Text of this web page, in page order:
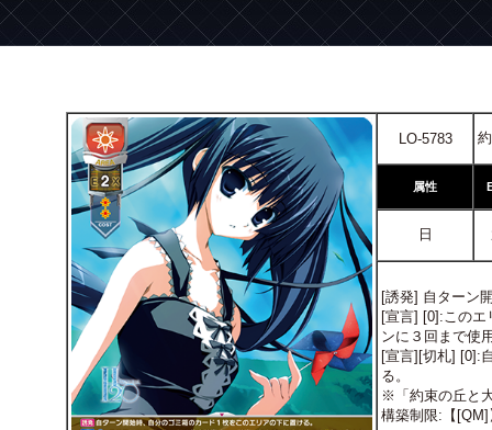
LO-5783
属性
日
[誘発] 自ターン
[宣言] [0]:このエ
ンに３回まで使
[宣言][切札] [0]:
る。
※「約束の丘と
構築制限:【